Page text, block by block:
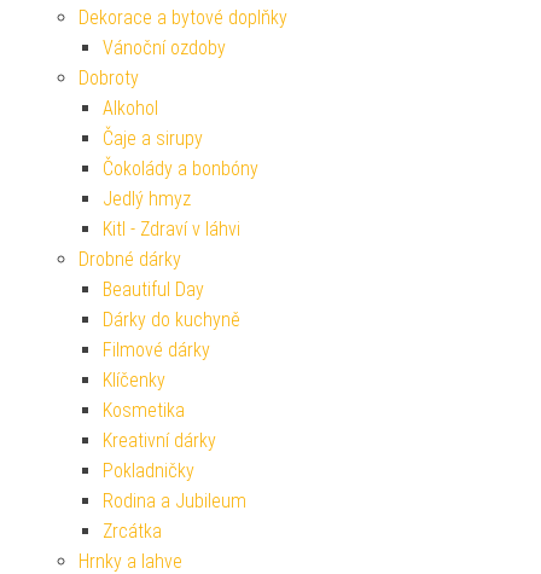
Dekorace a bytové doplňky
Vánoční ozdoby
Dobroty
Alkohol
Čaje a sirupy
Čokolády a bonbóny
Jedlý hmyz
Kitl - Zdraví v láhvi
Drobné dárky
Beautiful Day
Dárky do kuchyně
Filmové dárky
Klíčenky
Kosmetika
Kreativní dárky
Pokladničky
Rodina a Jubileum
Zrcátka
Hrnky a lahve